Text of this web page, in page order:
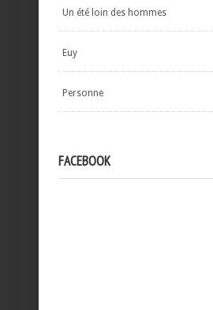
Un été loin des hommes
Euy
Personne
FACEBOOK